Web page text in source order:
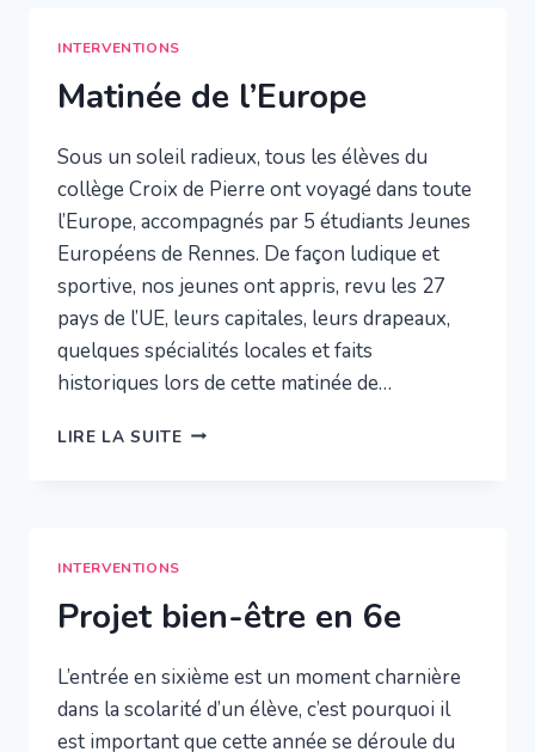
TROUBLES
DU
AUTISTIQUES
INTERVENTIONS
Matinée de l’Europe
Sous un soleil radieux, tous les élèves du
collège Croix de Pierre ont voyagé dans toute
l’Europe, accompagnés par 5 étudiants Jeunes
Européens de Rennes. De façon ludique et
sportive, nos jeunes ont appris, revu les 27
pays de l’UE, leurs capitales, leurs drapeaux,
quelques spécialités locales et faits
historiques lors de cette matinée de…
LIRE LA SUITEMATINÉE
INTERVENTIONS
Projet bien-être en 6e
L’entrée en sixième est un moment charnière
dans la scolarité d’un élève, c’est pourquoi il
est important que cette année se déroule du